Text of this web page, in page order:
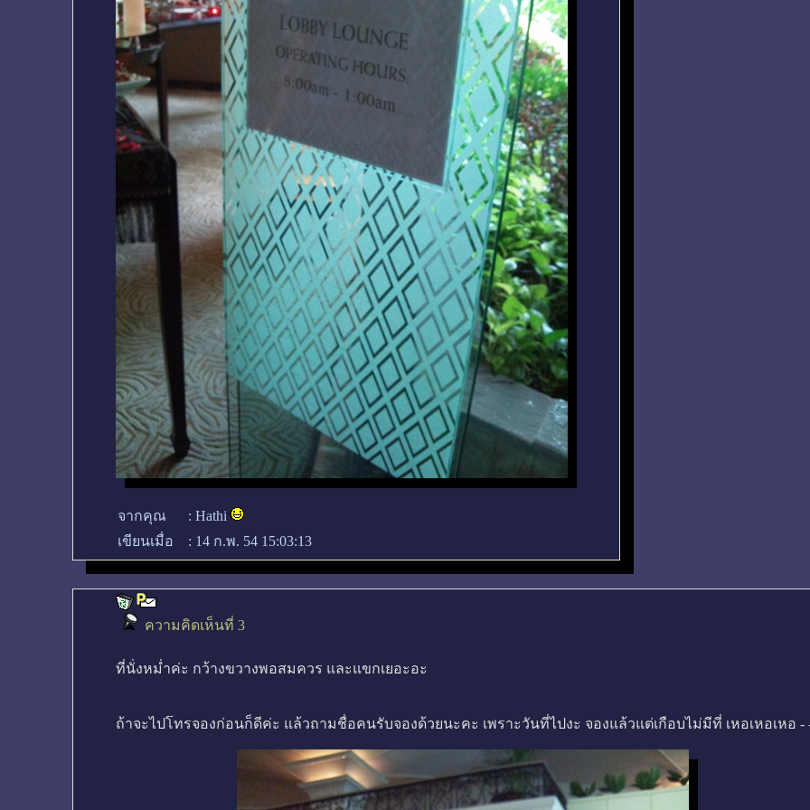
จากคุณ : Hathi
เขียนเมื่อ
: 14 ก.พ. 54 15:03:13
ความคิดเห็นที่ 3
ที่นั่งหม่ำค่ะ กว้างขวางพอสมควร และแขกเยอะอะ
ถ้าจะไปโทรจองก่อนก็ดีค่ะ แล้วถามชื่อคนรับจองด้วยนะคะ เพราะวันที่ไปงะ จองแล้วแต่เกือบไม่มีที่ เหอเหอเหอ -